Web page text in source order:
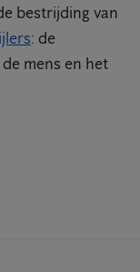
bestrijding van
: de
mens en het